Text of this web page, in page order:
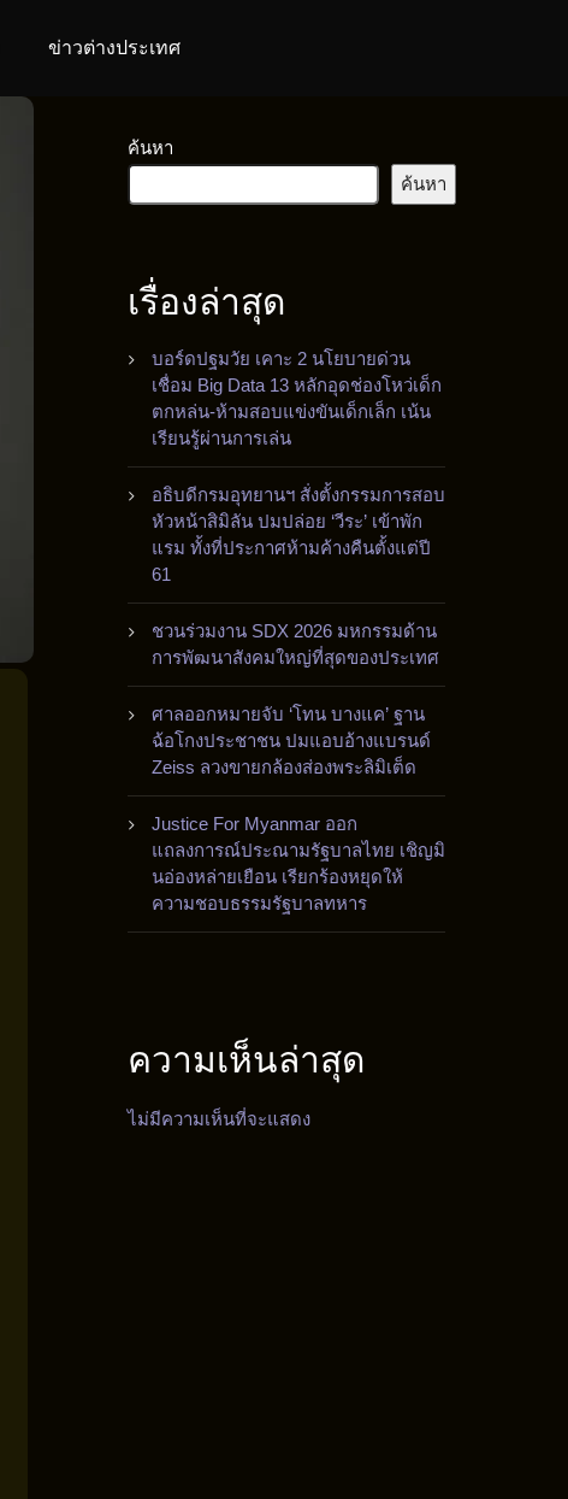
ข่าวต่างประเทศ
ค้นหา
ค้นหา
เรื่องล่าสุด
บอร์ดปฐมวัย เคาะ 2 นโยบายด่วน
เชื่อม Big Data 13 หลักอุดช่องโหว่เด็ก
ตกหล่น-ห้ามสอบแข่งขันเด็กเล็ก เน้น
เรียนรู้ผ่านการเล่น
อธิบดีกรมอุทยานฯ สั่งตั้งกรรมการสอบ
หัวหน้าสิมิลัน ปมปล่อย ‘วีระ’ เข้าพัก
แรม ทั้งที่ประกาศห้ามค้างคืนตั้งแต่ปี
61
ชวนร่วมงาน SDX 2026 มหกรรมด้าน
การพัฒนาสังคมใหญ่ที่สุดของประเทศ
ศาลออกหมายจับ ‘โทน บางแค’ ฐาน
ฉ้อโกงประชาชน ปมแอบอ้างแบรนด์
Zeiss ลวงขายกล้องส่องพระลิมิเต็ด
Justice For Myanmar ออก
แถลงการณ์ประณามรัฐบาลไทย เชิญมิ
นอ่องหล่ายเยือน เรียกร้องหยุดให้
ความชอบธรรมรัฐบาลทหาร
ความเห็นล่าสุด
ไม่มีความเห็นที่จะแสดง